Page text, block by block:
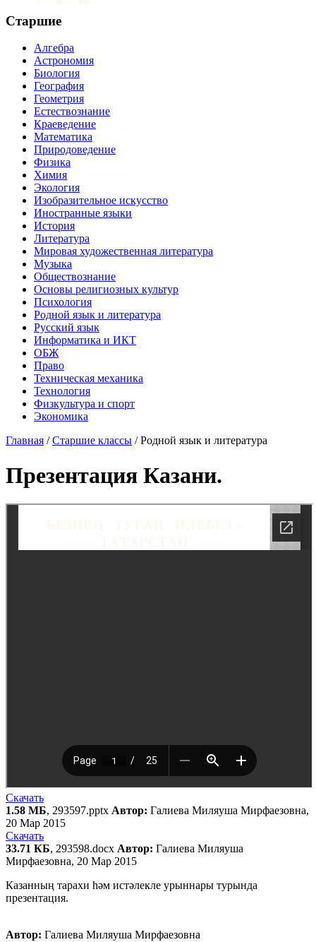
Старшие
Алгебра
Астрономия
Биология
География
Геометрия
Естествознание
Краеведение
Математика
Природоведение
Физика
Химия
Экология
Изобразительное искусство
Иностранные языки
История
Литература
Мировая художественная литература
Музыка
Обществознание
Основы религиозных культур
Психология
Родной язык и литература
Русский язык
Информатика и ИКТ
ОБЖ
Право
Техническая механика
Технология
Физкультура и спорт
Экономика
Главная /Старшие классы /Родной язык и литература
Презентация Казани.
Скачать
1.58 МБ, 293597.pptx Автор: Галиева Миляуша Мирфаезовна,
20 Мар 2015
Скачать
33.71 КБ, 293598.docx Автор: Галиева Миляуша
Мирфаезовна, 20 Мар 2015
Казанның тарахи һәм истәлекле урыннары турында
презентация.
Автор: Галиева Миляуша Мирфаезовна